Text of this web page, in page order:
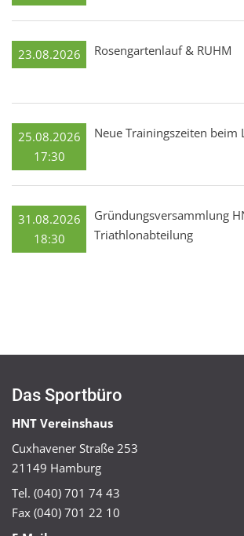
23.08.2026 Rosengartenlauf & RUHM
25.08.2026
17:30
Neue Trainingszeiten beim
31.08.2026
18:30
Gründungsversammlung
Triathlonabteilung
Das Sportbüro
HNT Vereinshaus
Cuxhavener Straße 253
21149 Hamburg
Tel. (040) 701 74 43
Fax (040) 701 22 10